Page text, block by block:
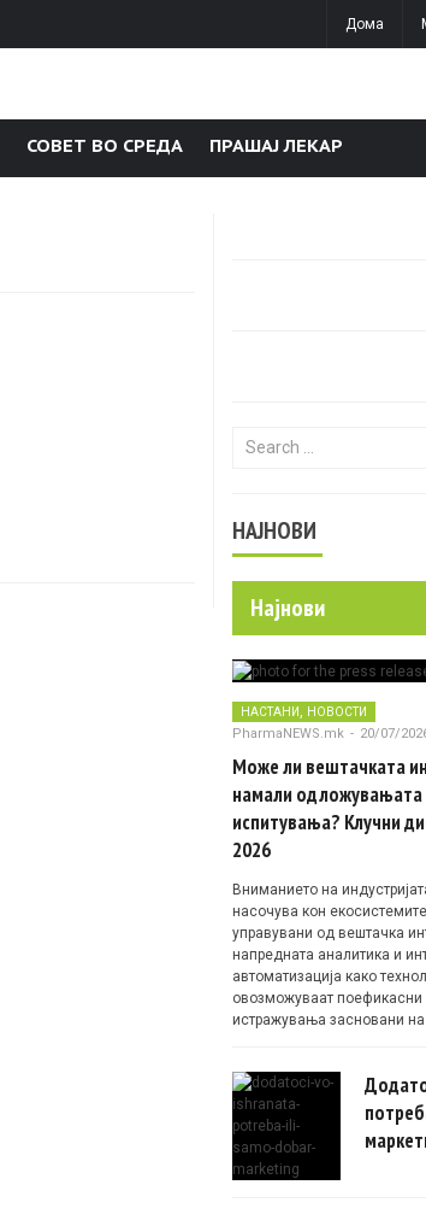
Дома
СОВЕТ ВО СРЕДА ПРАШАЈ ЛЕКАР
Search for:
НАЈНОВИ
Најнови
НАСТАНИ НОВОСТИ
PharmaNEWS.mk - 20/07/
Може ли вештачката
намали одложувањата
испитувања? Клучни
2026
Вниманието на
насочува кон
управувани од вештачка
напредната аналитика и
автоматизација како
овозможуваат поефикасни
истражувања засновани на